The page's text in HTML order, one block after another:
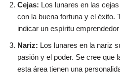
Cejas: Los lunares en las
con la buena fortuna y el éxito.
indicar un espíritu
Nariz: Los lunares en la nariz
pasión y el poder. Se cree que
esta área tienen una